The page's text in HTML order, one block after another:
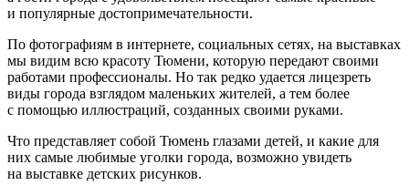
и популярные достопримечательности.
По фотографиям в интернете, социальных сетях, на выставках
мы видим всю красоту Тюмени, которую передают своими
работами профессионалы. Но так редко удается лицезреть
виды города взглядом маленьких жителей, а тем более
с помощью иллюстраций, созданных своими руками.
Что представляет собой Тюмень глазами детей, и какие для
них самые любимые уголки города, возможно увидеть
на выставке детских рисунков.